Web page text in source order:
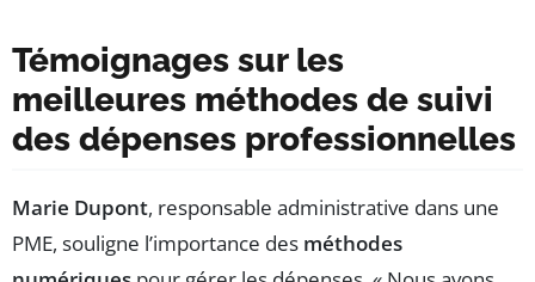
Témoignages sur les
meilleures méthodes de suivi
des dépenses professionnelles
Marie Dupont, responsable administrative dans une
PME, souligne l’importance des méthodes